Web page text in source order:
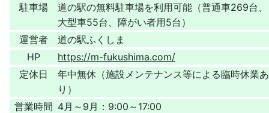
駐車場
道の駅の無料駐車場を利用可能（普通車269台、
大型車55台、障がい者用5台）
運営者
道の駅ふくしま
HP
https://m-fukushima.com/
定休日
年中無休（施設メンテナンス等による臨時休業あ
り）
営業時間 4月～9月：9:00～17:00